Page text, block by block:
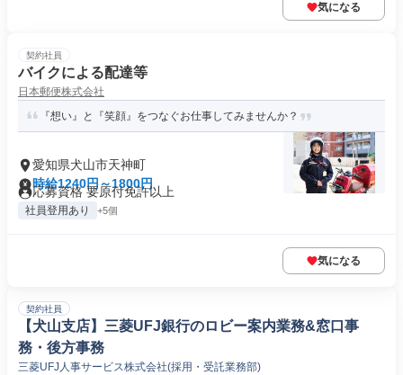
気になる
契約社員
バイクによる配達等
日本郵便株式会社
『想い』と『笑顔』をつなぐお仕事してみませんか？
愛知県犬山市天神町
時給1240円～1800円
応募資格 要原付免許以上
社員登用あり +5個
気になる
契約社員
【犬山支店】三菱UFJ銀行のロビー案内業務&窓口事
務・後方事務
三菱UFJ人事サービス株式会社(採用・受託業務部)